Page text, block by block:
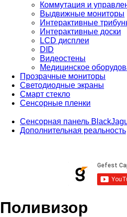
Коммутация и
Выдвижные мониторы
Интерактивные
Интерактивные доски
LCD дисплеи
DID
Видеостены
Медицинское
Прозрачные мониторы
Светодиодные экраны
Смарт стекло
Сенсорные пленки
Сенсорная панель
Дополнительная реальность
Поливизор